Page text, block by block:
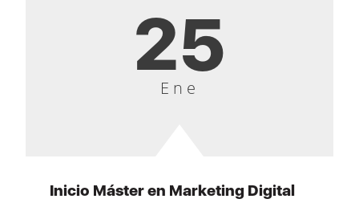
25
Ene
Inicio Máster en Marketing Digital